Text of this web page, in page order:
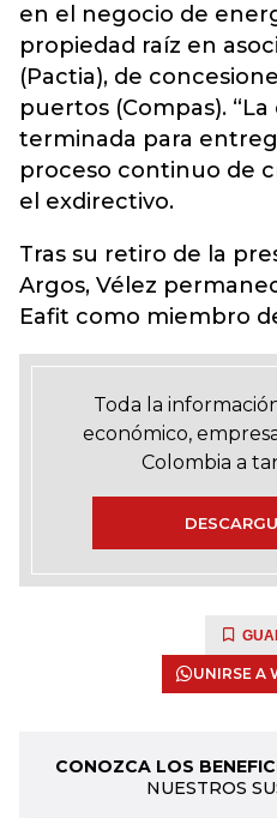
en el negocio de
propiedad raíz en
(Pactia), de
puertos (Compas).
terminada para
proceso continuo de
el exdirectivo.
Tras su retiro de la
Argos, Vélez
Eafit como miembro
Toda la
económico,
Colombia a
UNIRSE A
CONOZCA LOS
NUESTROS